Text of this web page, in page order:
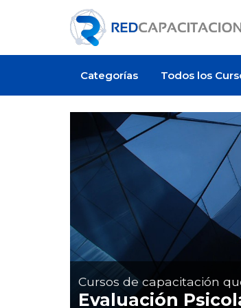
Categorías Todos los
Cursos de capacitación
Evaluación
Oferta de empleo